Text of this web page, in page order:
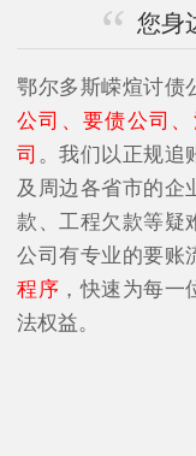
您身
鄂尔多斯嵘煊讨债
公司、要债公司
司 。我们以正规追
及周边各省市的企
款、工程欠款等疑
公司有专业的要账
程序 ，快速为每
法权益。